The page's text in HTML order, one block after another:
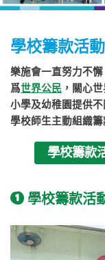
學校籌款活動
樂施會一直努力不
爲世界公民 ，關心
小學及幼稚園提供
學校師生主動組織
學校籌款
學校籌款活